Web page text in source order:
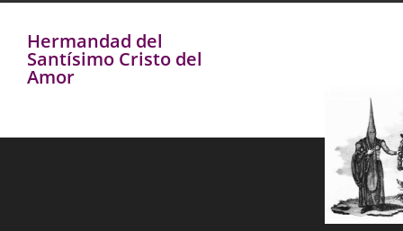
Hermandad del
Santísimo Cristo del
Amor